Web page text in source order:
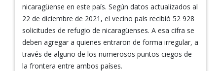
nicaragüense en este país. Según datos actualizados al
22 de diciembre de 2021, el vecino país recibió 52 928
solicitudes de refugio de nicaragüenses. A esa cifra se
deben agregar a quienes entraron de forma irregular, a
través de alguno de los numerosos puntos ciegos de
la frontera entre ambos países.